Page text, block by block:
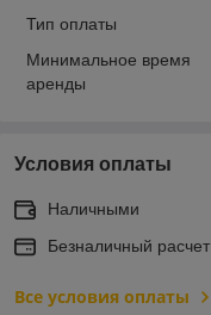
Тип оплаты
Минимальное время
аренды
Условия оплаты
Наличными
Безналичный расчет
Все условия оплаты